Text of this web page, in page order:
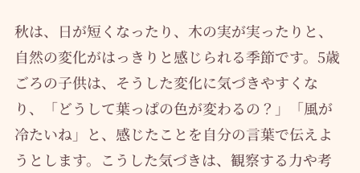
秋は、日が短くなったり、木の実が実ったりと、
自然の変化がはっきりと感じられる季節です。5歳
ごろの子供は、そうした変化に気づきやすくな
り、「どうして葉っぱの色が変わるの？」「風が
冷たいね」と、感じたことを自分の言葉で伝えよ
うとします。こうした気づきは、観察する力や考